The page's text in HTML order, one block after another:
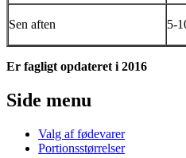
Sen aften 5-
Er fagligt opdateret i 2016
Side menu
Valg af fødevarer
Portionsstørrelser